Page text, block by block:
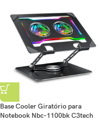
Base Cooler Giratório para
Notebook Nbc-1100bk C3tech